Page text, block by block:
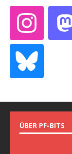
ÜBER PF-BITS